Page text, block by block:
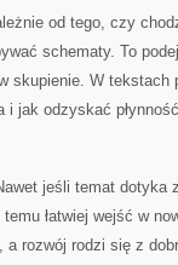
od tego, czy
schematy. To
skupienie. W tekstach
i jak odzyskać
jeśli temat dotyka
łatwiej wejść w
rozwój rodzi się z